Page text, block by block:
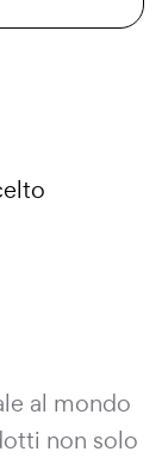
al mondo
non solo